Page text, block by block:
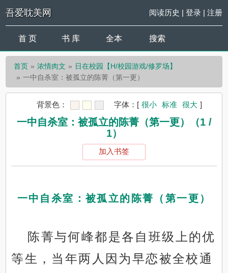
吾爱耽美网 阅读历史 | 登录| 注册
首 页 书 库 全本 搜索
首页 浓情肉文
日在校园【H/校园游戏/修罗场】
一中自杀室：被孤立的陈菁（第一更）
背景色： 字体： [ 很小 标准 很大 ]
一中自杀室：被孤立的陈菁（第一更）（1 /
1）
加入书签
一中自杀室：被孤立的陈菁（第一更）
陈菁与何峰都是各自班级上的优
等生，当年两人因为早恋被全校通